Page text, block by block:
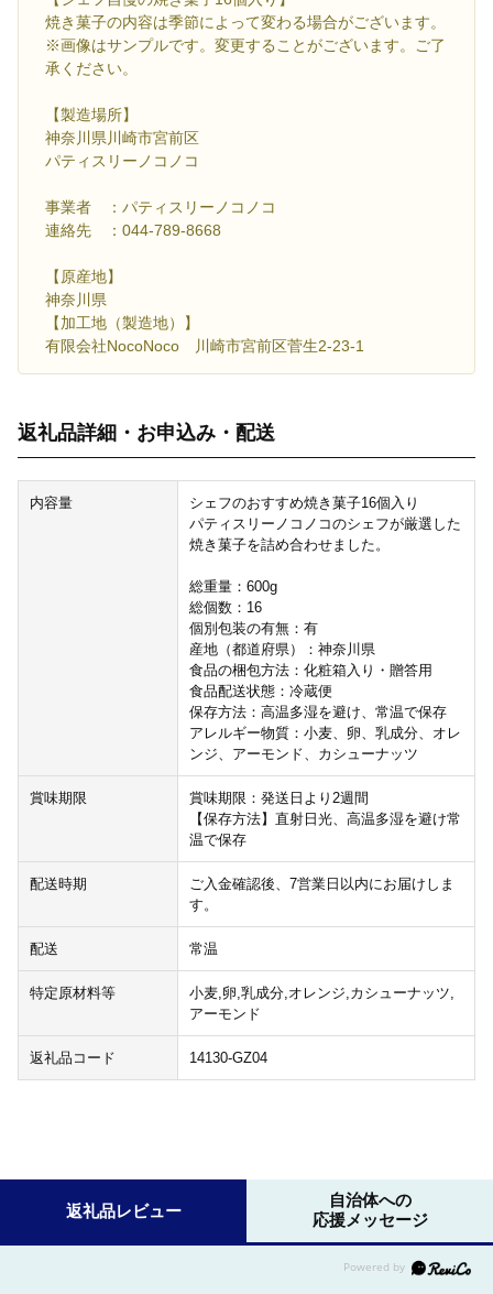
焼き菓子の内容は季節によって変わる場合がございます。
※画像はサンプルです。変更することがございます。ご了
承ください。
【製造場所】
神奈川県川崎市宮前区
パティスリーノコノコ
事業者 ：パティスリーノコノコ
連絡先 ：044-789-8668
【原産地】
神奈川県
【加工地（製造地）】
有限会社NocoNoco 川崎市宮前区菅生2-23-1
返礼品詳細・お申込み・配送
内容量
シェフのおすすめ焼き菓子16個入り
パティスリーノコノコのシェフが厳選した
焼き菓子を詰め合わせました。
総重量：600g
総個数：16
個別包装の有無：有
産地（都道府県）：神奈川県
食品の梱包方法：化粧箱入り・贈答用
食品配送状態：冷蔵便
保存方法：高温多湿を避け、常温で保存
アレルギー物質：小麦、卵、乳成分、オレ
ンジ、アーモンド、カシューナッツ
賞味期限
賞味期限：発送日より2週間
【保存方法】直射日光、高温多湿を避け常
温で保存
配送時期
ご入金確認後、7営業日以内にお届けしま
す。
配送 常温
特定原材料等
小麦,卵,乳成分,オレンジ,カシューナッツ,
アーモンド
返礼品コード 14130-GZ04
返礼品レビュー
自治体への
応援メッセージ